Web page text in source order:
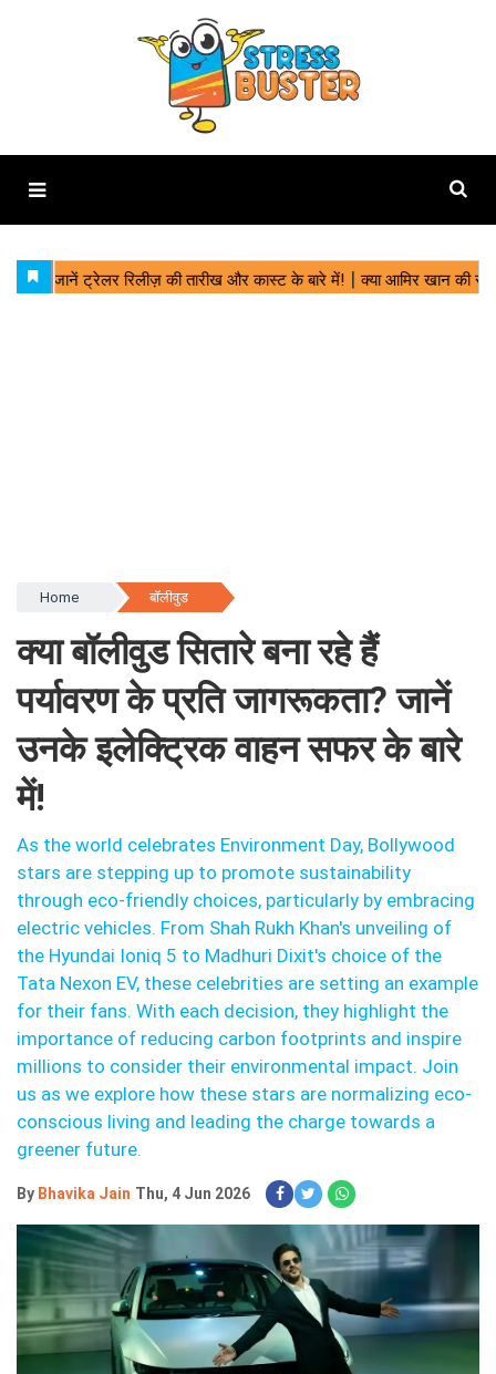
Home बॉलीवुड
क्या बॉलीवुड सितारे बना रहे हैं
पर्यावरण के प्रति जागरूकता? जानें
उनके इलेक्ट्रिक वाहन सफर के बारे
में!
As the world celebrates Environment Day, Bollywood
stars are stepping up to promote sustainability
through eco-friendly choices, particularly by embracing
electric vehicles. From Shah Rukh Khan's unveiling of
the Hyundai Ioniq 5 to Madhuri Dixit's choice of the
Tata Nexon EV, these celebrities are setting an example
for their fans. With each decision, they highlight the
importance of reducing carbon footprints and inspire
millions to consider their environmental impact. Join
us as we explore how these stars are normalizing eco-
conscious living and leading the charge towards a
greener future.
By Bhavika Jain Thu, 4 Jun 2026